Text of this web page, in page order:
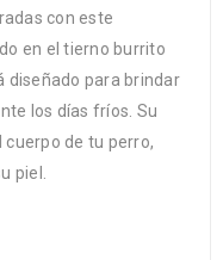
con este
en el tierno burrito
diseñado para brindar
los días fríos. Su
de tu perro,
piel.